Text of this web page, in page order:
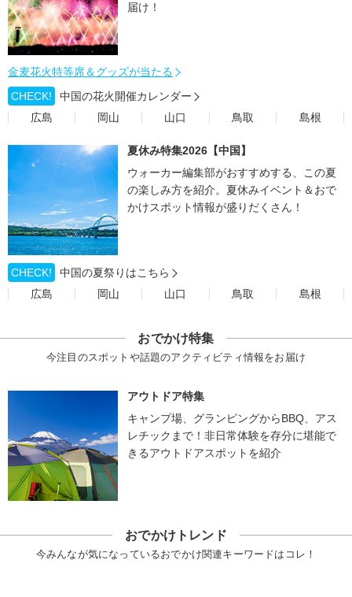
届け！
金麦花火特等席＆グッズが当たる
CHECK!
中国の花火開催カレンダー
広島
岡山 山口 鳥取 島根
夏休み特集2026【中国】
ウォーカー編集部がおすすめする、この夏
の楽しみ方を紹介。夏休みイベント＆おで
かけスポット情報が盛りだくさん！
CHECK!
中国の夏祭りはこちら
広島
岡山 山口 鳥取 島根
おでかけ特集
今注目のスポットや話題のアクティビティ情報をお届け
アウトドア特集
キャンプ場、グランピングからBBQ、アス
レチックまで！非日常体験を存分に堪能で
きるアウトドアスポットを紹介
おでかけトレンド
今みんなが気になっているおでかけ関連キーワードはコレ！